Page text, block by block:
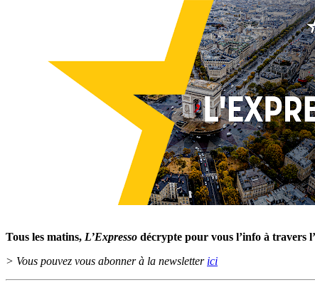
Tous les matins, L’Expresso décrypte pour vous l’info à travers
> Vous pouvez vous abonner à la newsletter ici